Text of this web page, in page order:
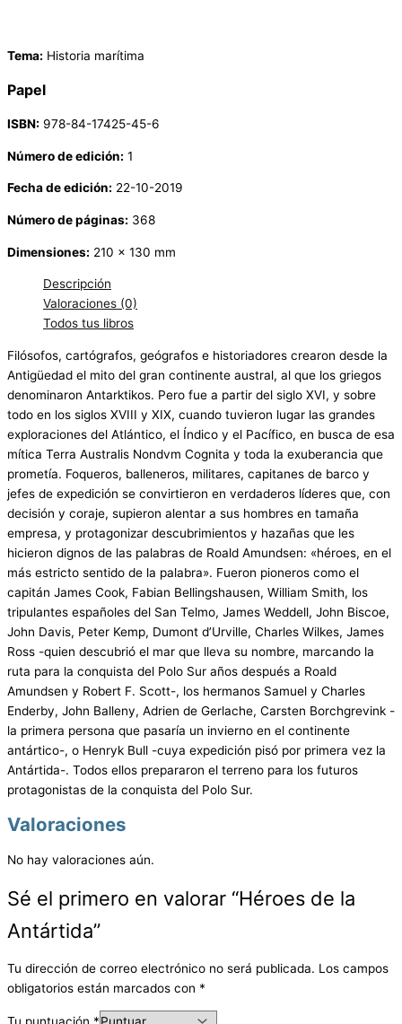
Tema: Historia marítima
Papel
ISBN: 978-84-17425-45-6
Número de edición: 1
Fecha de edición: 22-10-2019
Número de páginas: 368
Dimensiones: 210 x 130 mm
Descripción
Valoraciones (0)
Todos tus libros
Filósofos, cartógrafos, geógrafos e historiadores crearon desde la
Antigüedad el mito del gran continente austral, al que los griegos
denominaron Antarktikos. Pero fue a partir del siglo XVI, y sobre
todo en los siglos XVIII y XIX, cuando tuvieron lugar las grandes
exploraciones del Atlántico, el Índico y el Pacífico, en busca de esa
mítica Terra Australis Nondvm Cognita y toda la exuberancia que
prometía. Foqueros, balleneros, militares, capitanes de barco y
jefes de expedición se convirtieron en verdaderos líderes que, con
decisión y coraje, supieron alentar a sus hombres en tamaña
empresa, y protagonizar descubrimientos y hazañas que les
hicieron dignos de las palabras de Roald Amundsen: «héroes, en el
más estricto sentido de la palabra». Fueron pioneros como el
capitán James Cook, Fabian Bellingshausen, William Smith, los
tripulantes españoles del San Telmo, James Weddell, John Biscoe,
John Davis, Peter Kemp, Dumont d’Urville, Charles Wilkes, James
Ross -quien descubrió el mar que lleva su nombre, marcando la
ruta para la conquista del Polo Sur años después a Roald
Amundsen y Robert F. Scott-, los hermanos Samuel y Charles
Enderby, John Balleny, Adrien de Gerlache, Carsten Borchgrevink -
la primera persona que pasaría un invierno en el continente
antártico-, o Henryk Bull -cuya expedición pisó por primera vez la
Antártida-. Todos ellos prepararon el terreno para los futuros
protagonistas de la conquista del Polo Sur.
Valoraciones
No hay valoraciones aún.
Sé el primero en valorar “Héroes de la
Antártida”
Tu dirección de correo electrónico no será publicada. Los campos
obligatorios están marcados con *